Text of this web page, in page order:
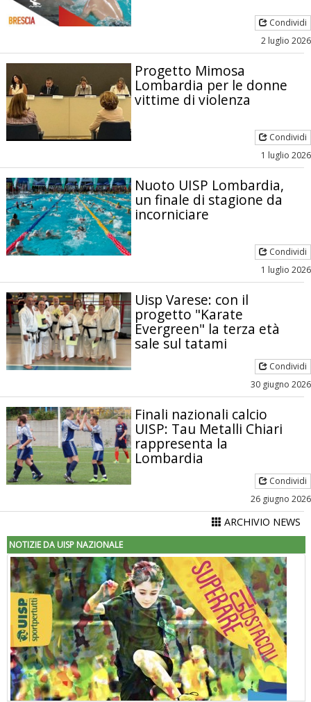
Condividi
2 luglio 2026
Progetto Mimosa
Lombardia per le donne
vittime di violenza
Condividi
1 luglio 2026
Nuoto UISP Lombardia,
un finale di stagione da
incorniciare
Condividi
1 luglio 2026
Uisp Varese: con il
progetto "Karate
Evergreen" la terza età
sale sul tatami
Condividi
30 giugno 2026
Finali nazionali calcio
UISP: Tau Metalli Chiari
rappresenta la
Lombardia
Condividi
26 giugno 2026
ARCHIVIO NEWS
NOTIZIE DA UISP NAZIONALE